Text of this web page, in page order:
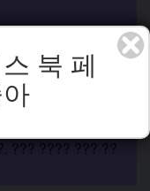
???? ???
???? ???
??? ???? ??? ??
북 페